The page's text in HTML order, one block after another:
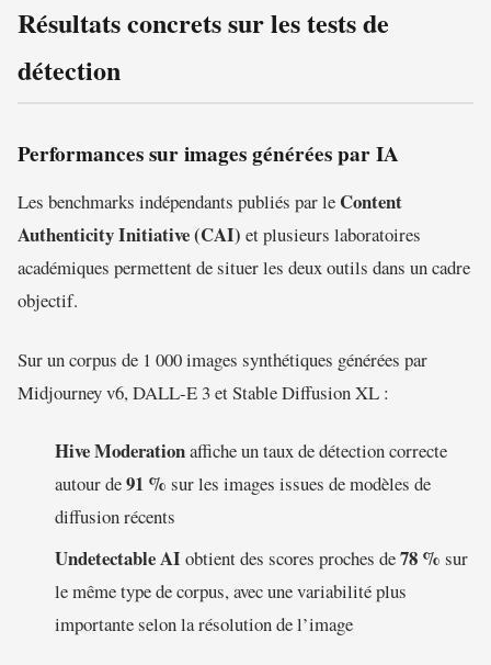
Résultats concrets sur les tests de
détection
Performances sur images générées par IA
Les benchmarks indépendants publiés par le Content
Authenticity Initiative (CAI) et plusieurs laboratoires
académiques permettent de situer les deux outils dans un cadre
objectif.
Sur un corpus de 1 000 images synthétiques générées par
Midjourney v6, DALL-E 3 et Stable Diffusion XL :
Hive Moderationaffiche un taux de détection correcte
autour de91 % sur les images issues de modèles de
diffusion récents
Undetectable AI obtient des scores proches de78 % sur
le même type de corpus, avec une variabilité plus
importante selon la résolution de l’image